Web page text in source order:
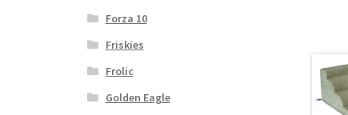
Forza 10
Friskies
Frolic
Golden Eagle